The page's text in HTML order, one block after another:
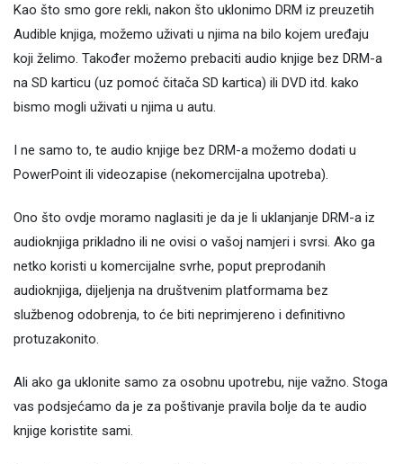
Kao što smo gore rekli, nakon što uklonimo DRM iz preuzetih
Audible knjiga, možemo uživati ​​u njima na bilo kojem uređaju
koji želimo. Također možemo prebaciti audio knjige bez DRM-a
na SD karticu (uz pomoć čitača SD kartica) ili DVD itd. kako
bismo mogli uživati ​​u njima u autu.
I ne samo to, te audio knjige bez DRM-a možemo dodati u
PowerPoint ili videozapise (nekomercijalna upotreba).
Ono što ovdje moramo naglasiti je da je li uklanjanje DRM-a iz
audioknjiga prikladno ili ne ovisi o vašoj namjeri i svrsi. Ako ga
netko koristi u komercijalne svrhe, poput preprodanih
audioknjiga, dijeljenja na društvenim platformama bez
službenog odobrenja, to će biti neprimjereno i definitivno
protuzakonito.
Ali ako ga uklonite samo za osobnu upotrebu, nije važno. Stoga
vas podsjećamo da je za poštivanje pravila bolje da te audio
knjige koristite sami.